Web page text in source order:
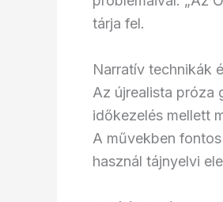
tárja fel.
Narratív technikák
Az újrealista próza
időkezelés mellett
A művekben
használ tájnyelvi